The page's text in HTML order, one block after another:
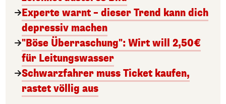
Experte warnt – dieser Trend kann dich
depressiv machen
"Böse Überraschung": Wirt will 2,50€
für Leitungswasser
Schwarzfahrer muss Ticket kaufen,
rastet völlig aus